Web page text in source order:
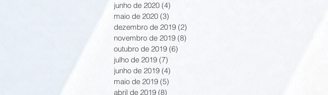
junho de 2020 (4)
maio de 2020 (3)
dezembro de 2019 (2)
novembro de 2019 (8)
outubro de 2019 (6)
julho de 2019 (7)
junho de 2019 (4)
maio de 2019 (5)
abril de 2019 (8)